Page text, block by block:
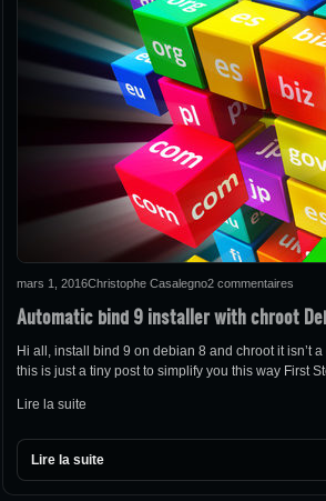
mars 1, 2016Christophe Casalegno2 commentaires
Automatic bind 9 installer with chroot
Hi all, install bind 9 on debian 8 and chroot it isn’t
this is just a tiny post to simplify you this way First
Lire la suite
Lire la suite